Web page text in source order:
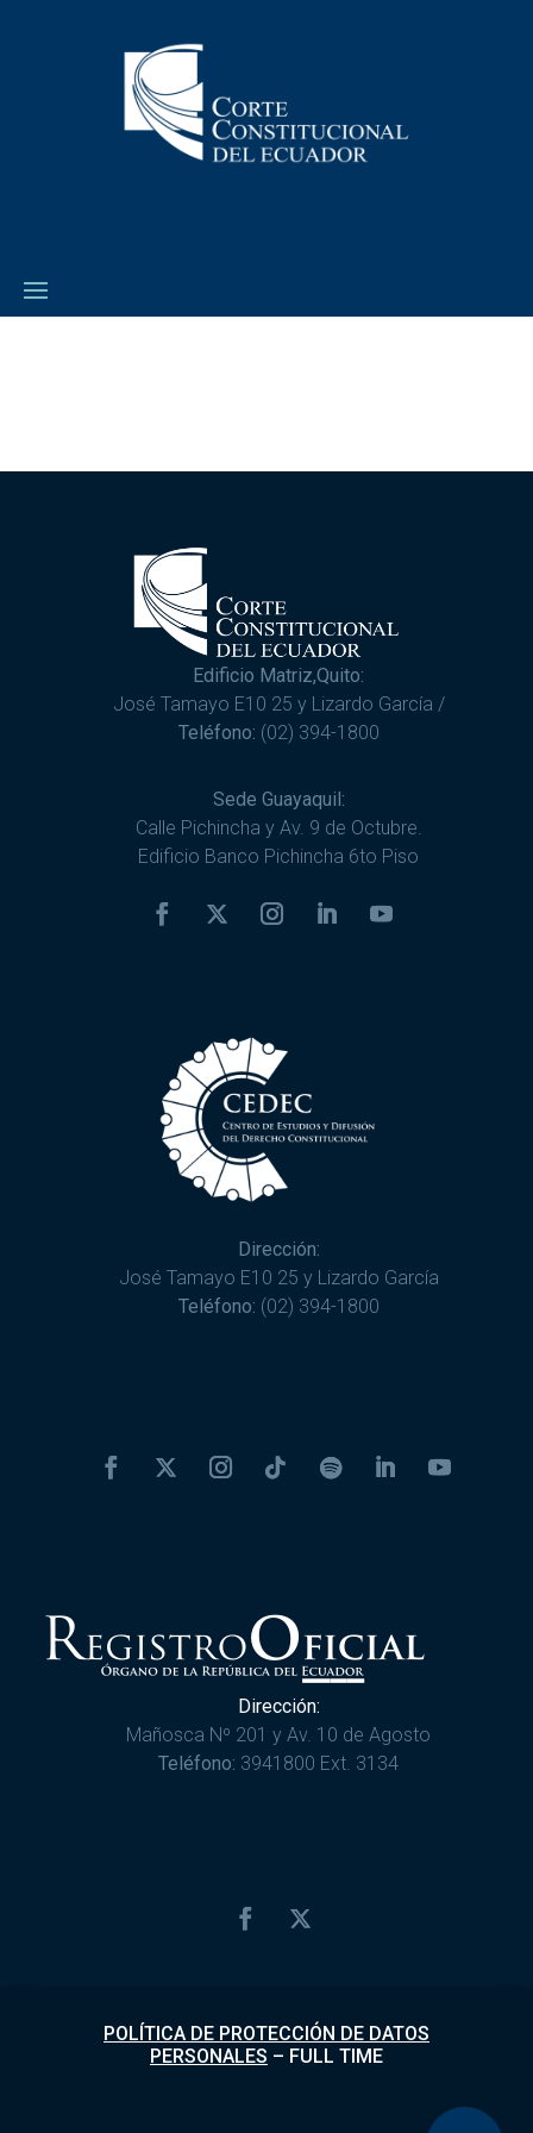
Edificio Matriz,Quito:
José Tamayo E10 25 y Lizardo García /
Teléfono: (02) 394-1800
Sede Guayaquil:
Calle Pichincha y Av. 9 de Octubre.
Edificio Banco Pichincha 6to Piso
Dirección:
José Tamayo E10 25 y Lizardo García
Teléfono: (02) 394-1800
Dirección:
Mañosca Nº 201 y Av. 10 de Agosto
Teléfono: 3941800 Ext. 3134
POLÍTICA DE PROTECCIÓN DE DATOS
PERSONALES – FULL TIME